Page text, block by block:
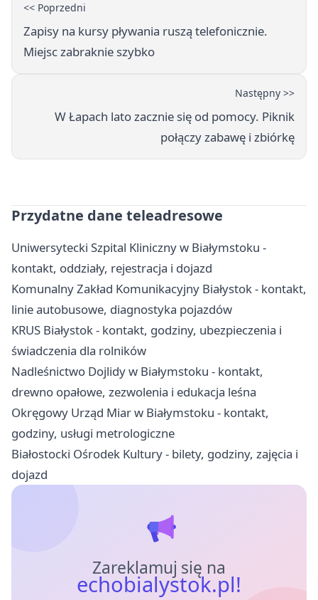
<< Poprzedni
Zapisy na kursy pływania ruszą telefonicznie.
Miejsc zabraknie szybko
Następny >>
W Łapach lato zacznie się od pomocy. Piknik
połączy zabawę i zbiórkę
Przydatne dane teleadresowe
Uniwersytecki Szpital Kliniczny w Białymstoku -
kontakt, oddziały, rejestracja i dojazd
Komunalny Zakład Komunikacyjny Białystok - kontakt,
linie autobusowe, diagnostyka pojazdów
KRUS Białystok - kontakt, godziny, ubezpieczenia i
świadczenia dla rolników
Nadleśnictwo Dojlidy w Białymstoku - kontakt,
drewno opałowe, zezwolenia i edukacja leśna
Okręgowy Urząd Miar w Białymstoku - kontakt,
godziny, usługi metrologiczne
Białostocki Ośrodek Kultury - bilety, godziny, zajęcia i
dojazd
Zareklamuj się na
echobialystok.pl!